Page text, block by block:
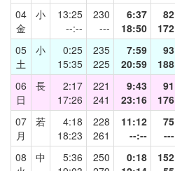
04
金
小
13:25
--:--
230
---
6:37
18:50
82
172
05
土
小
0:25
15:35
235
225
7:59
20:59
93
188
06
日
長
2:17
17:26
221
241
9:43
23:16
91
176
07
月
若
4:18
18:23
228
261
11:12
--:--
75
---
08
中
5:36
250
0:18
152